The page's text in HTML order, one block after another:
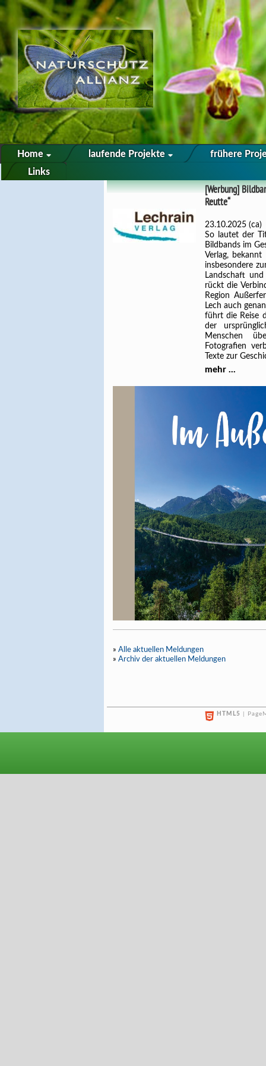
Home laufende Projekte
frühere
Links
[Werbung]
Reutte“
23.10.2025 (ca)
So lautet der
Bildbands im
Verlag,
insbesondere
Landschaft
rückt die
Region
Lech auch
führt die Reise
der
Menschen
Fotografien
Texte zur
mehr ...
» Alle aktuellen Meldungen
» Archiv der aktuellen Meldungen
HTML5 |